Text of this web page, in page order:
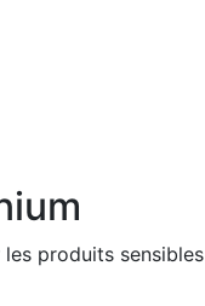
produits sensibles